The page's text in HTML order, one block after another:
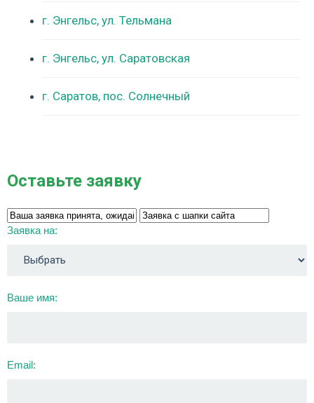
г. Энгельс, ул. Тельмана
г. Энгельс, ул. Саратовская
г. Саратов, пос. Солнечный
Оставьте заявку
Заявка на:
Ваше имя:
Email: